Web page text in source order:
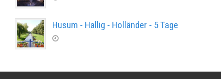
Husum - Hallig - Holländer - 5 Tage